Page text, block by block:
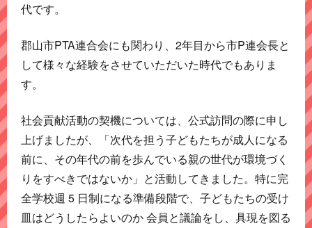
代です。
郡山市PTA連合会にも関わり、2年目から市P連会長と
して様々な経験をさせていただいた時代でもありま
す。
社会貢献活動の契機については、公式訪問の際に申し
上げましたが、「次代を担う子どもたちが成人になる
前に、その年代の前を歩んでいる親の世代が環境づく
りをすべきではないか」と活動してきました。特に完
全学校週 5 日制になる準備段階で、子どもたちの受け
皿はどうしたらよいのか 会員と議論をし、具現を図る